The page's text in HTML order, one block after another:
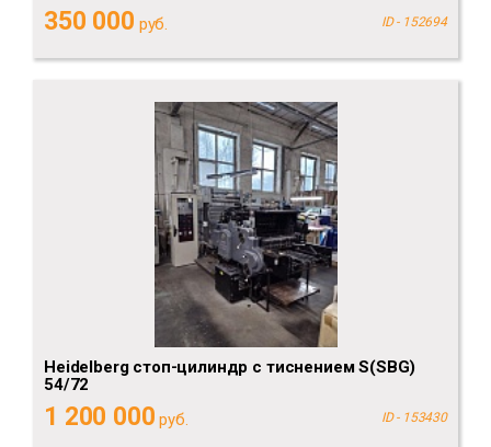
350 000 руб. ID - 152694
Heidelberg стоп-цилиндр с тиснением S(SBG)
54/72
1 200 000 руб. ID - 153430